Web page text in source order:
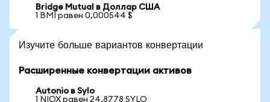
Bridge Mutual в Доллар США
1 BMI равен 0,000544 $
Изучите больше вариантов конвертации
Расширенные конвертации активов
Autonio в Sylo
1 NIOX равен 24,8778 SYLO